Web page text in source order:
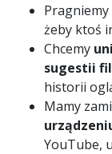
Pragniemy
żeby ktoś
Chcemy
sugestii
historii
Mamy
YouTube,